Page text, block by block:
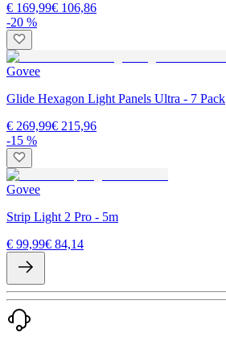
€ 169,99€ 106,86
-20 %
Govee
Glide Hexagon Light Panels Ultra - 7 Pack
€ 269,99€ 215,96
-15 %
Govee
Strip Light 2 Pro - 5m
€ 99,99€ 84,14